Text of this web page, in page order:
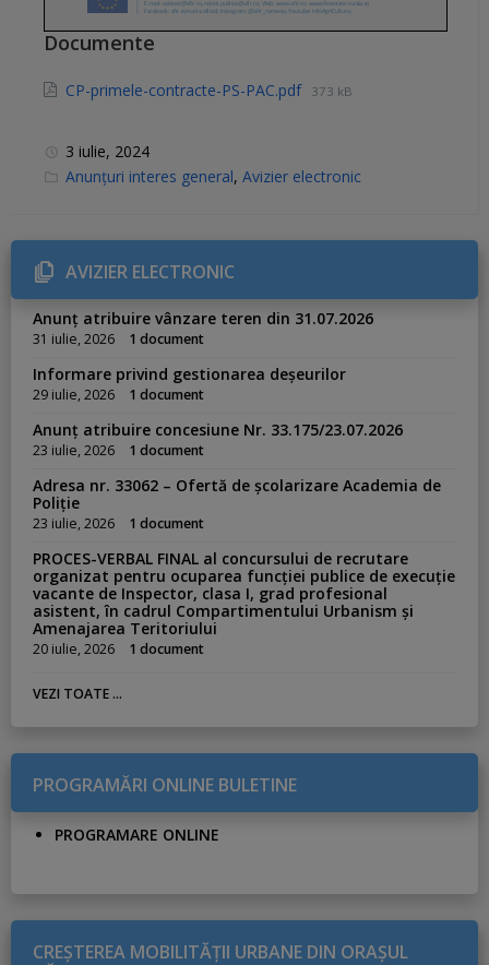
Documente
CP-primele-contracte-PS-PAC.pdf 373 kB
3 iulie, 2024
C
r
i
e
s
Anunțuri interes general, Avizier electronic
AVIZIER ELECTRONIC
Anunț atribuire vânzare teren din 31.07.2026
31 iulie, 2026 1 document
Informare privind gestionarea deșeurilor
29 iulie, 2026 1 document
Anunț atribuire concesiune Nr. 33.175/23.07.2026
23 iulie, 2026 1 document
Adresa nr. 33062 – Ofertă de școlarizare Academia de
Poliție
23 iulie, 2026 1 document
PROCES-VERBAL FINAL al concursului de recrutare
organizat pentru ocuparea funcției publice de execuție
vacante de Inspector, clasa I, grad profesional
asistent, în cadrul Compartimentului Urbanism și
Amenajarea Teritoriului
20 iulie, 2026 1 document
VEZI TOATE ...
PROGRAMĂRI ONLINE BULETINE
PROGRAMARE ONLINE
CREŞTEREA MOBILITĂŢII URBANE DIN ORAŞUL